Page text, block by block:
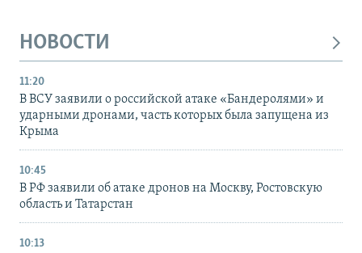
НОВОСТИ
11:20
В ВСУ заявили о российской атаке «Бандеролями» и
ударными дронами, часть которых была запущена из
Крыма
10:45
В РФ заявили об атаке дронов на Москву, Ростовскую
область и Татарстан
10:13